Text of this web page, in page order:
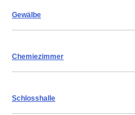
Gewälbe
Chemiezimmer
Schlosshalle